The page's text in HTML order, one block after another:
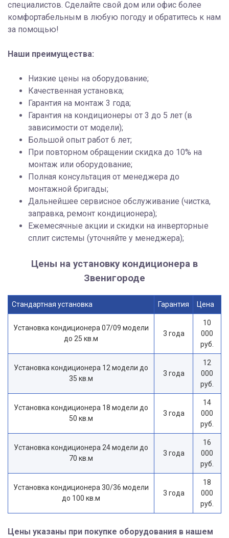
специалистов. Сделайте свой дом или офис более
комфортабельным в любую погоду и обратитесь к нам
за помощью!
Наши преимущества:
Низкие цены на оборудование;
Качественная установка;
Гарантия на монтаж 3 года;
Гарантия на кондиционеры от 3 до 5 лет (в
зависимости от модели);
Большой опыт работ 6 лет;
При повторном обращении скидка до 10% на
монтаж или оборудование;
Полная консультация от менеджера до
монтажной бригады;
Дальнейшее сервисное обслуживание (чистка,
заправка, ремонт кондиционера);
Ежемесячные акции и скидки на инверторные
сплит системы (уточняйте у менеджера);
Цены на установку кондиционера в
Звенигороде
Стандартная установка Гарантия Цена
Установка кондиционера 07/09 модели
до 25 кв.м
3 года
10
000
руб.
Установка кондиционера 12 модели до
35 кв.м
3 года
12
000
руб.
Установка кондиционера 18 модели до
50 кв.м
3 года
14
000
руб.
Установка кондиционера 24 модели до
70 кв.м
3 года
16
000
руб.
Установка кондиционера 30/36 модели
до 100 кв.м
3 года
18
000
руб.
Цены указаны при покупке оборудования в нашем